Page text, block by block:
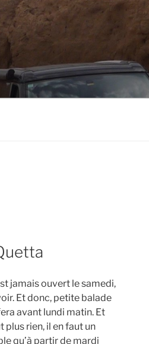
jamais ouvert le samedi,
Et donc, petite balade
avant lundi matin. Et
plus rien, il en faut un
qu’à partir de mardi